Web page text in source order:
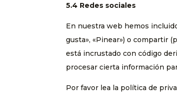
5.4 Redes sociales
En nuestra web hemos
gusta», «Pinear») o compartir
está incrustado con código
procesar cierta información
Por favor lea la política de